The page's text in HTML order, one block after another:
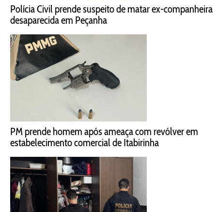
Polícia Civil prende suspeito de matar ex-companheira
desaparecida em Peçanha
PM prende homem após ameaça com revólver em
estabelecimento comercial de Itabirinha